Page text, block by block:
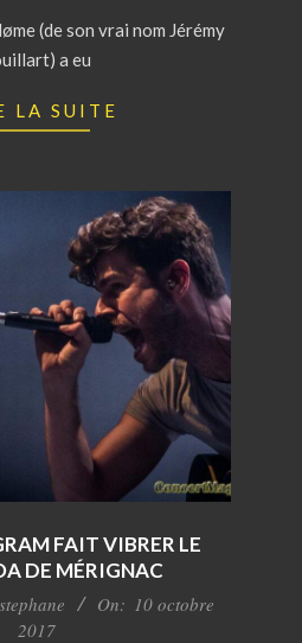
(de son vrai nom Jérémy
a eu
LA SUITE
FAIT VIBRER LE
DE MÉRIGNAC
stephane On: 10 octobre
2017